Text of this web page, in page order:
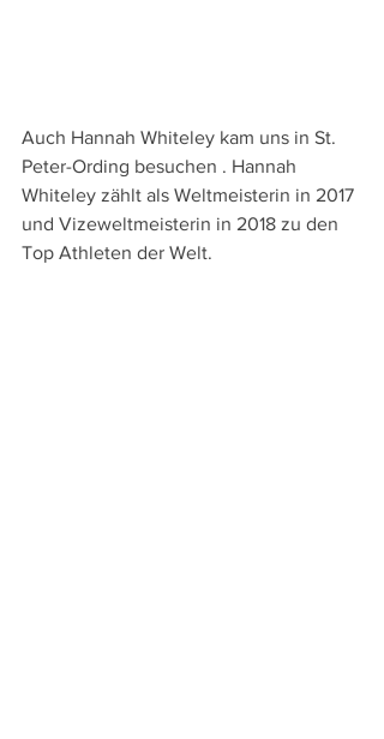
Auch Hannah Whiteley kam uns in St.
Peter-Ording besuchen . Hannah
Whiteley zählt als Weltmeisterin in 2017
und Vizeweltmeisterin in 2018 zu den
Top Athleten der Welt.